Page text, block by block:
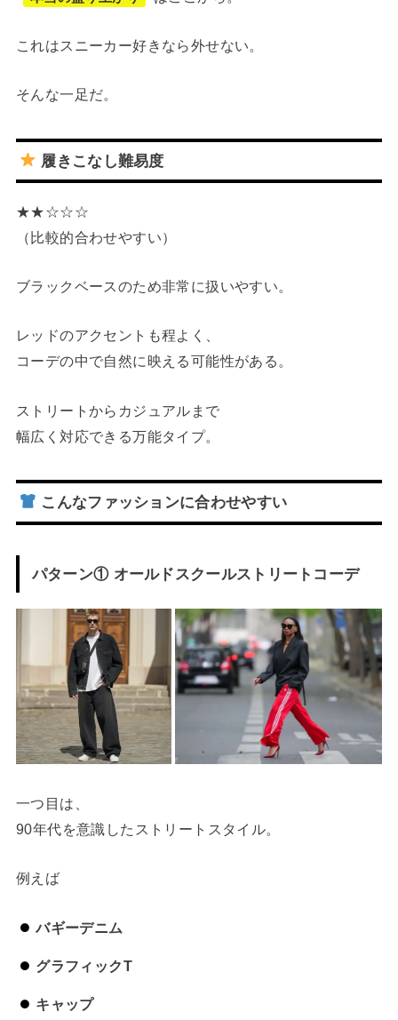
これはスニーカー好きなら外せない。
そんな一足だ。
履きこなし難易度
★★☆☆☆
（比較的合わせやすい）
ブラックベースのため非常に扱いやすい。
レッドのアクセントも程よく、
コーデの中で自然に映える可能性がある。
ストリートからカジュアルまで
幅広く対応できる万能タイプ。
こんなファッションに合わせやすい
パターン① オールドスクールストリートコーデ
一つ目は、
90年代を意識したストリートスタイル。
例えば
バギーデニム
グラフィックT
キャップ